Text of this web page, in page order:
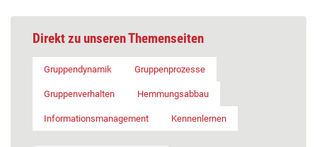
Direkt zu unseren Themenseiten
Gruppendynamik Gruppenprozesse
Gruppenverhalten Hemmungsabbau
Informationsmanagement Kennenlernen